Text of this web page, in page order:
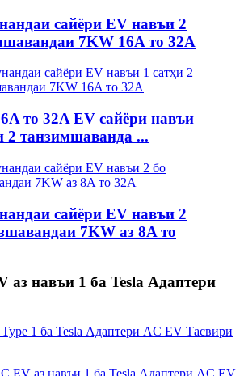
сайёри EV навъи 2
7KW 16A то 32A
то 32A EV сайёри навъи
2 танзимшаванда ...
сайёри EV навъи 2
7KW аз 8A то
аз навъи 1 ба Tesla Адаптери